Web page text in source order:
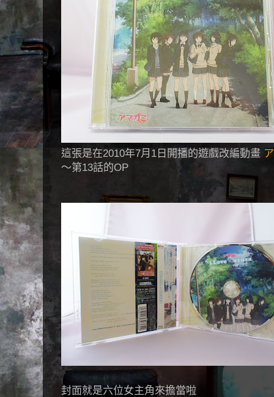
這張是在2010年7月1日開播的遊戲改編動畫
〜第13話的OP
封面就是六位女主角來擔當啦